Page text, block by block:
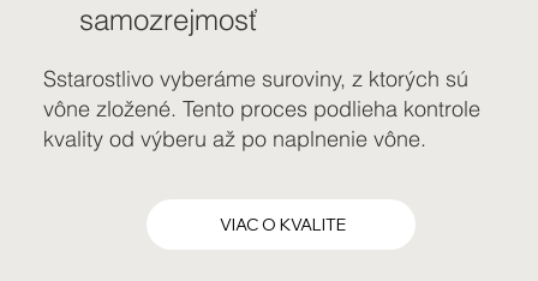
samozrejmosť
Sstarostlivo vyberáme suroviny, z ktorých sú
vône zložené. Tento proces podlieha kontrole
kvality od výberu až po naplnenie vône.
VIAC O KVALITE